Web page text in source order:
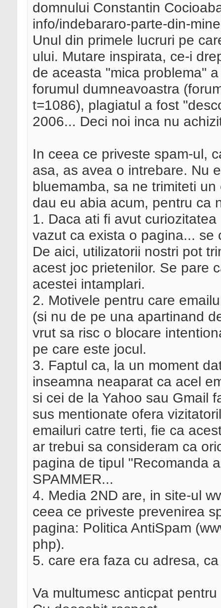
domnului Constantin
info/indebararo-parte-din-
Unul din primele lucruri pe
ului. Mutare inspirata, ce-i
de aceasta "mica problema"
forumul dumneavoastra
t=1086), plagiatul a fost
2006... Deci noi inca nu
In ceea ce priveste spam-ul,
asa, as avea o intrebare. Nu
bluemamba, sa ne trimiteti
dau eu abia acum, pentru ca
1. Daca ati fi avut
vazut ca exista o pagina... se
De aici, utilizatorii nostri pot
acest joc prietenilor. Se pare
acestei intamplari.
2. Motivele pentru care
(si nu de pe una apartinand
vrut sa risc o blocare
pe care este jocul.
3. Faptul ca, la un moment
inseamna neaparat ca acel
si cei de la Yahoo sau Gmail
sus mentionate ofera
emailuri catre terti, fie ca
ar trebui sa consideram ca
pagina de tipul "Recomanda
SPAMMER...
4. Media 2ND are, in site-ul
ceea ce priveste prevenirea
pagina: Politica AntiSpam
php).
5. care era faza cu adresa,
Va multumesc anticpat